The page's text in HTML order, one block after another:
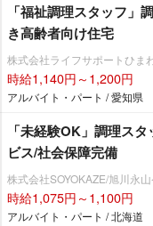
「福祉調理スタッフ」
き高齢者向け住宅
株式会社ライフサポートひま
時給1,140円～1,200円
アルバイト・パート / 愛知県
「未経験OK」調理ス
ビス/社会保障完備
株式会社SOYOKAZE/旭川永
時給1,075円～1,100円
アルバイト・パート / 北海道